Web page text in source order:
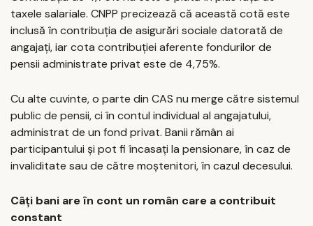
taxele salariale. CNPP precizează că această cotă este
inclusă în contribuția de asigurări sociale datorată de
angajați, iar cota contribuției aferente fondurilor de
pensii administrate privat este de 4,75%.
Cu alte cuvinte, o parte din CAS nu merge către sistemul
public de pensii, ci în contul individual al angajatului,
administrat de un fond privat. Banii rămân ai
participantului și pot fi încasați la pensionare, în caz de
invaliditate sau de către moștenitori, în cazul decesului.
Câți bani are în cont un român care a contribuit
constant